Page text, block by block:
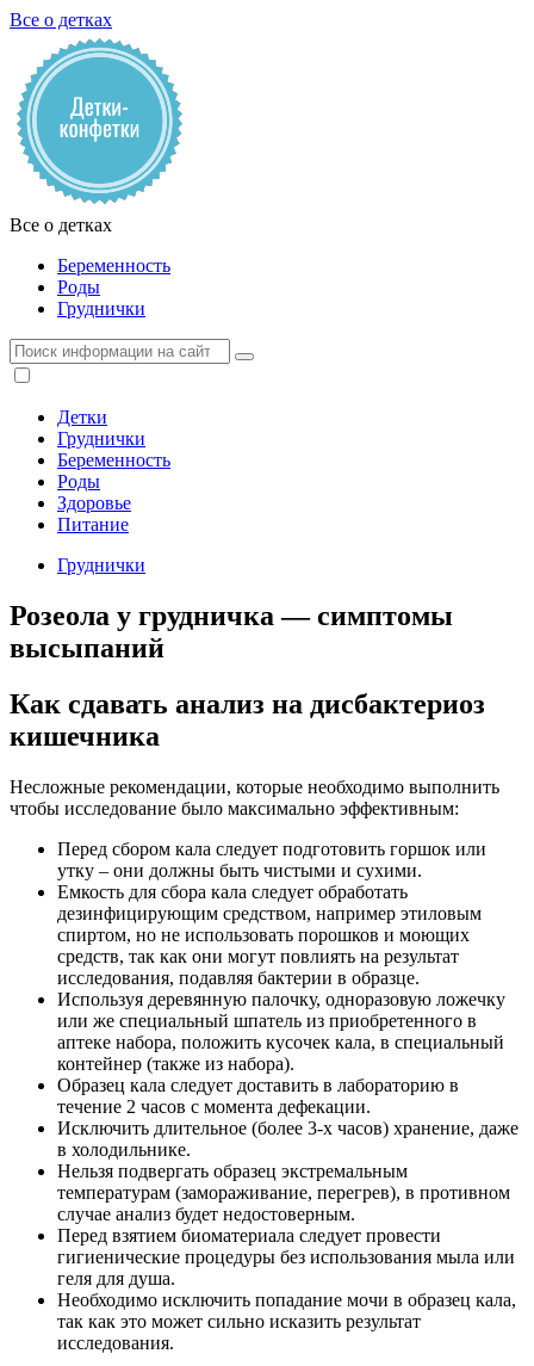
Все о детках
Все о детках
Беременность
Роды
Груднички
Детки
Груднички
Беременность
Роды
Здоровье
Питание
Груднички
Розеола у грудничка — симптомы
высыпаний
Как сдавать анализ на дисбактериоз
кишечника
Несложные рекомендации, которые необходимо выполнить
чтобы исследование было максимально эффективным:
Перед сбором кала следует подготовить горшок или
утку – они должны быть чистыми и сухими.
Емкость для сбора кала следует обработать
дезинфицирующим средством, например этиловым
спиртом, но не использовать порошков и моющих
средств, так как они могут повлиять на результат
исследования, подавляя бактерии в образце.
Используя деревянную палочку, одноразовую ложечку
или же специальный шпатель из приобретенного в
аптеке набора, положить кусочек кала, в специальный
контейнер (также из набора).
Образец кала следует доставить в лабораторию в
течение 2 часов с момента дефекации.
Исключить длительное (более 3-х часов) хранение, даже
в холодильнике.
Нельзя подвергать образец экстремальным
температурам (замораживание, перегрев), в противном
случае анализ будет недостоверным.
Перед взятием биоматериала следует провести
гигиенические процедуры без использования мыла или
геля для душа.
Необходимо исключить попадание мочи в образец кала,
так как это может сильно исказить результат
исследования.